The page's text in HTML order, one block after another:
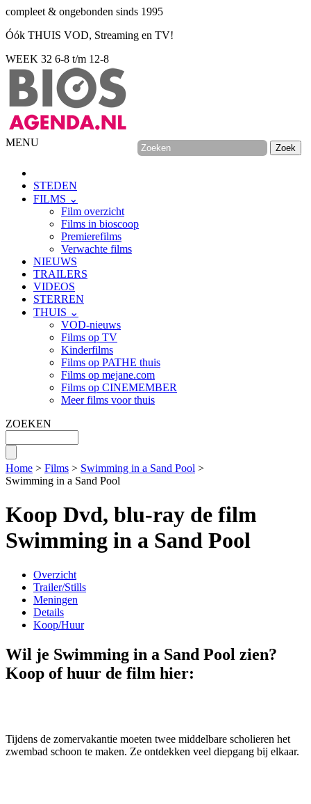
compleet & ongebonden sinds 1995
Óók THUIS VOD, Streaming en TV!
WEEK 32 6-8 t/m 12-8
MENU
STEDEN
FILMS ⌄
Film overzicht
Films in bioscoop
Premierefilms
Verwachte films
NIEUWS
TRAILERS
VIDEOS
STERREN
THUIS ⌄
VOD-nieuws
Films op TV
Kinderfilms
Films op PATHE thuis
Films op mejane.com
Films op CINEMEMBER
Meer films voor thuis
ZOEKEN
Home > Films > Swimming in a Sand Pool >
Swimming in a Sand Pool
Koop Dvd, blu-ray de film
Swimming in a Sand Pool
Overzicht
Trailer/Stills
Meningen
Details
Koop/Huur
Wil je Swimming in a Sand Pool zien?
Koop of huur de film hier:
Tijdens de zomervakantie moeten twee middelbare scholieren het
zwembad schoon te maken. Ze ontdekken veel diepgang bij elkaar.